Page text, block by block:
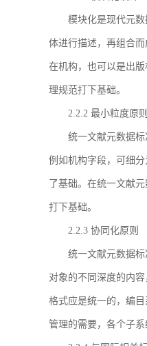
模块化是现代元
体进行描述，再组合
在机构，也可以是出
理规范打下基础。
2.2.2 最小粒度原
统一文献元数据
例如机构字段，可细
了基础。在统一文献
打下基础。
2.2.3 协同化原则
统一文献元数据
对象的不同深度的内
格式应是统一的，编
管理的需要，各个子